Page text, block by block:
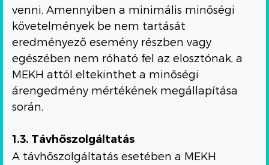
venni. Amennyiben a minimális minőségi
követelmények be nem tartását
eredményező esemény részben vagy
egészében nem róható fel az elosztónak, a
MEKH attól eltekinthet a minőségi
árengedmény mértékének megállapítása
során.
1.3. Távhőszolgáltatás
A távhőszolgáltatás esetében a MEKH